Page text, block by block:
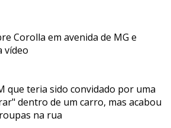
Corolla em avenida de MG e
vídeo
que teria sido convidado por uma
dentro de um carro, mas acabou
na rua